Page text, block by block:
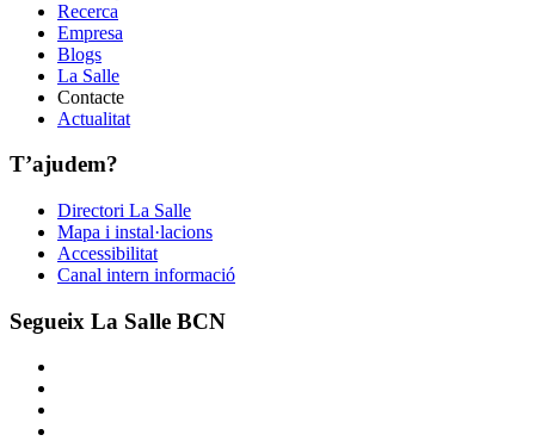
Recerca
Empresa
Blogs
La Salle
Contacte
Actualitat
T’ajudem?
Directori La Salle
Mapa i instal·lacions
Accessibilitat
Canal intern informació
Segueix La Salle BCN